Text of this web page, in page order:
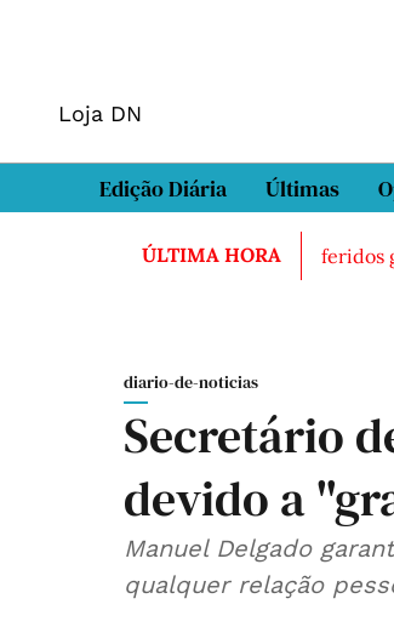
Loja DN
Edição Diária Últimas
ÚLTIMA HORA
morto em Sintra Três feridos
diario-de-noticias
Secretário
devido a
Manuel Delgado
qualquer relação